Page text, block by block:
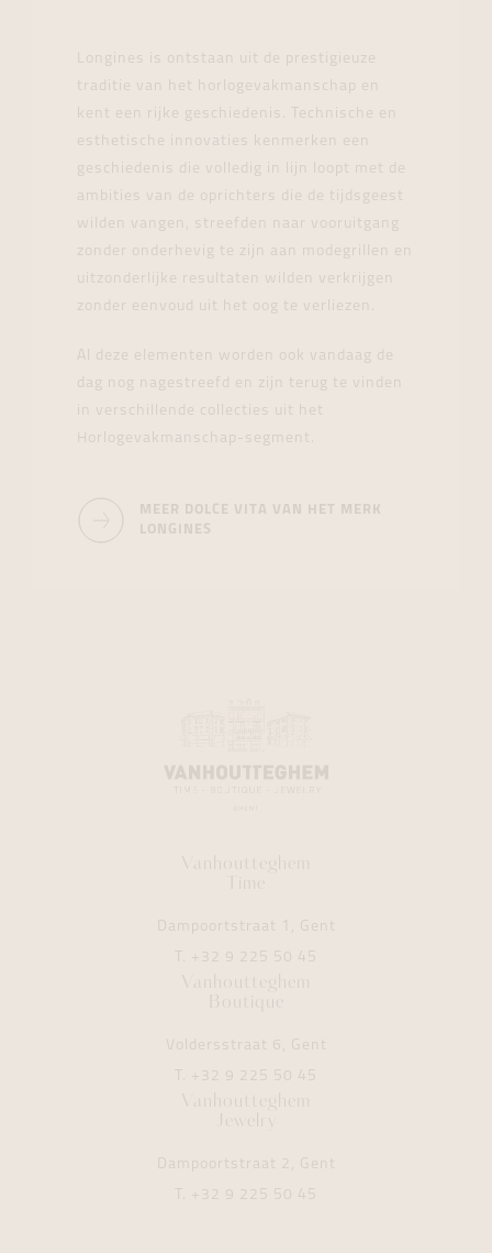
Longines is ontstaan uit de prestigieuze
traditie van het horlogevakmanschap en
kent een rijke geschiedenis. Technische en
esthetische innovaties kenmerken een
geschiedenis die volledig in lijn loopt met de
ambities van de oprichters die de tijdsgeest
wilden vangen, streefden naar vooruitgang
zonder onderhevig te zijn aan modegrillen en
uitzonderlijke resultaten wilden verkrijgen
zonder eenvoud uit het oog te verliezen.
Al deze elementen worden ook vandaag de
dag nog nagestreefd en zijn terug te vinden
in verschillende collecties uit het
Horlogevakmanschap-segment.
MEER DOLCE VITA VAN HET MERK
LONGINES
Vanhoutteghem
Time
Dampoortstraat 1, Gent
T. +32 9 225 50 45
Vanhoutteghem
Boutique
Voldersstraat 6, Gent
T. +32 9 225 50 45
Vanhoutteghem
Jewelry
Dampoortstraat 2, Gent
T. +32 9 225 50 45